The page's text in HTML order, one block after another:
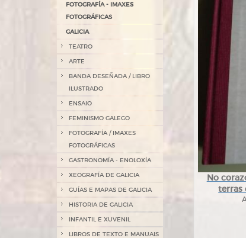
FOTOGRAFÍA - IMAXES
FOTOGRÁFICAS
GALICIA
TEATRO
ARTE
BANDA DESEÑADA / LIBRO
ILUSTRADO
ENSAIO
FEMINISMO GALEGO
FOTOGRAFÍA / IMAXES
FOTOGRÁFICAS
GASTRONOMÍA - ENOLOXÍA
XEOGRAFÍA DE GALICIA
GUÍAS E MAPAS DE GALICIA
HISTORIA DE GALICIA
INFANTIL E XUVENIL
LIBROS DE TEXTO E MANUAIS
No
terras